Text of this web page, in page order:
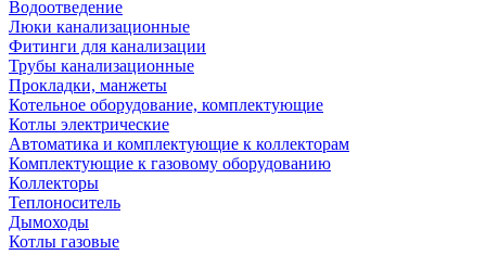
Водоотведение
Люки канализационные
Фитинги для канализации
Трубы канализационные
Прокладки, манжеты
Котельное оборудование, комплектующие
Котлы электрические
Автоматика и комплектующие к коллекторам
Комплектующие к газовому оборудованию
Коллекторы
Теплоноситель
Дымоходы
Котлы газовые